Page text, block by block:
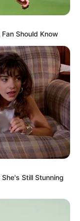
rechazar
Should Know
Still Stunning